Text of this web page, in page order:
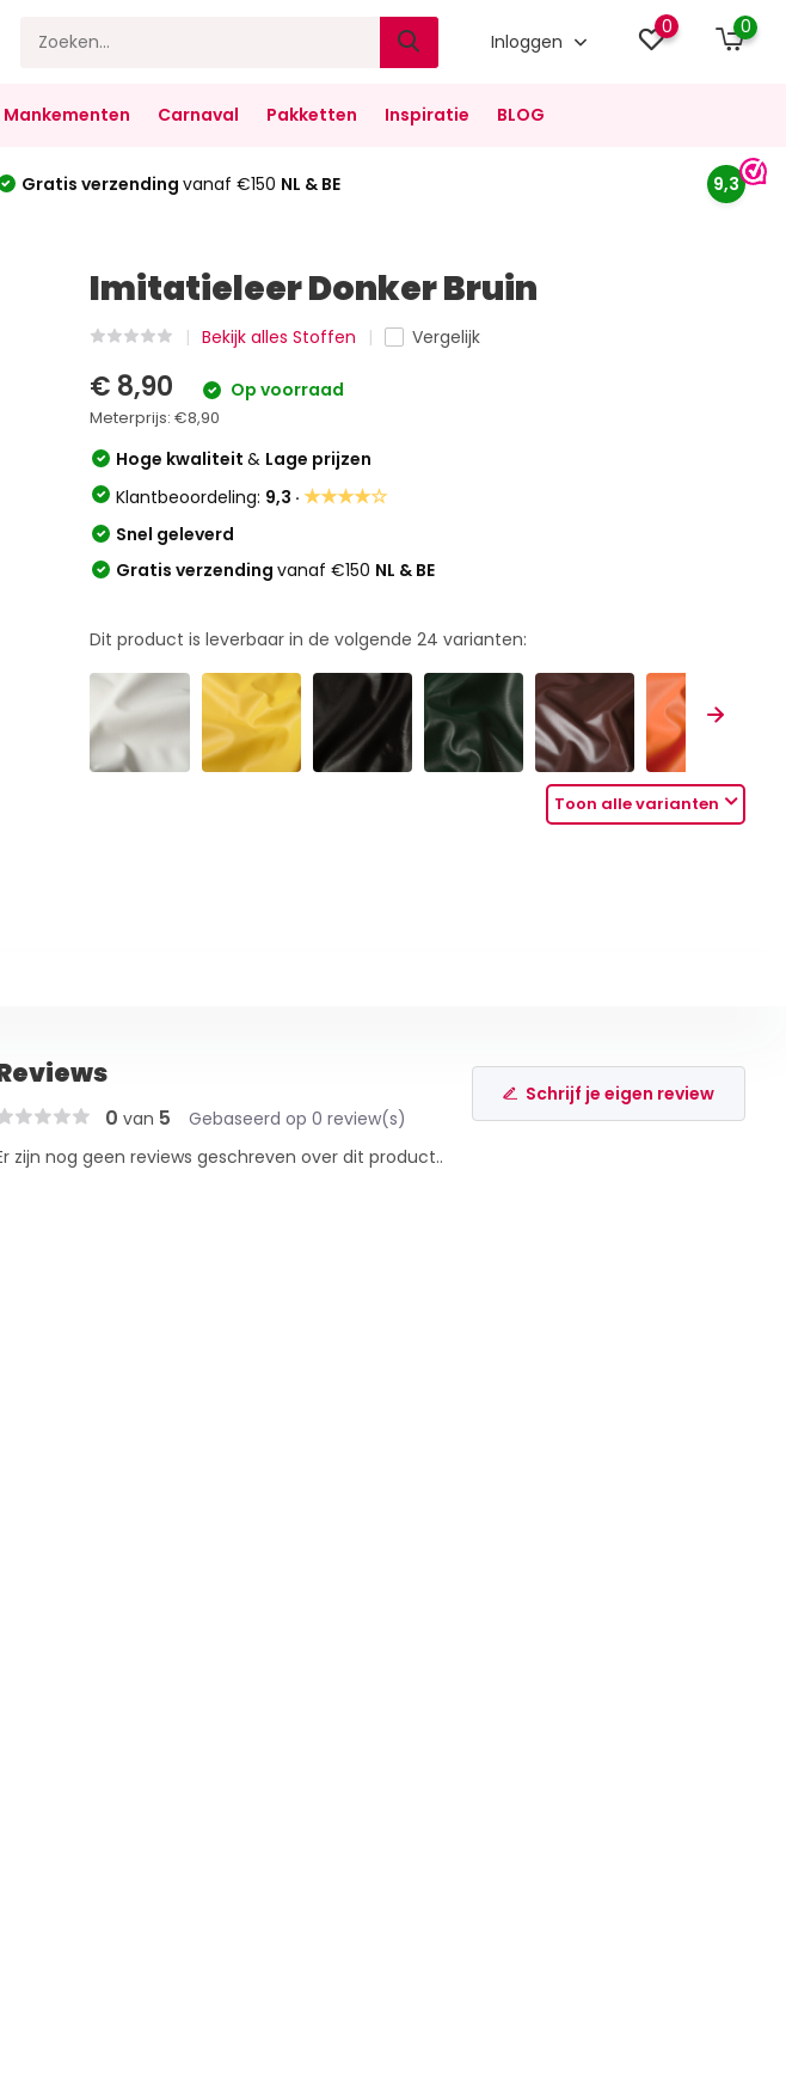
Inloggen
0 0
Mankementen Carnaval Pakketten Inspiratie BLOG
Gratis verzending vanaf €150 NL & BE 9,3
Imitatieleer Donker Bruin
Bekijk alles Stoffen Vergelijk
€ 8,90 Op voorraad
Meterprijs:€8,90
Hoge kwaliteit& Lage prijzen
Klantbeoordeling: 9,3 ·★★★★☆
Snel geleverd
Gratis verzendingvanaf €150 NL & BE
Dit product is leverbaar in de volgende24 varianten:
Toon alle varianten
0 van 5 Gebaseerd op 0 review(s)
Schrijf je eigen review
zijn nog geen reviews geschreven over dit product..